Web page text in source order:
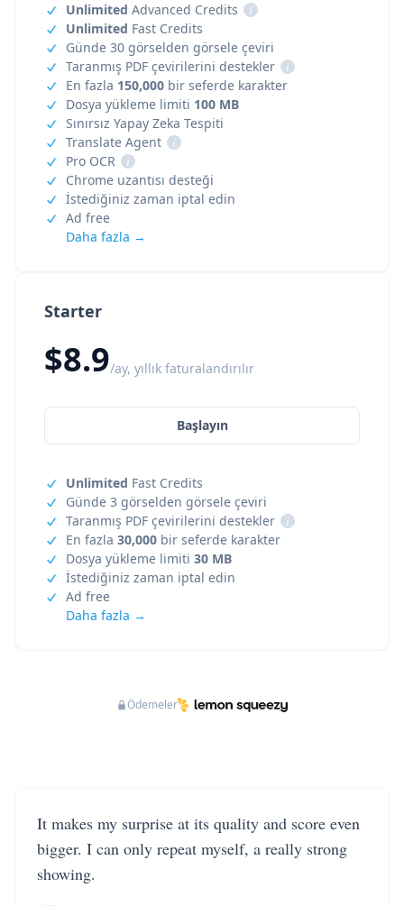
Starter
$8.9/ay, yıllık faturalandırılır
Başlayın
Unlimited Fast Credits
Günde 3 görselden görsele çeviri
Taranmış PDF çevirilerini destekler
i
En fazla 30,000 bir seferde karakter
Dosya yükleme limiti 30 MB
İstediğiniz zaman iptal edin
Ad free
Daha fazla →
Unlimited Advanced Credits
i
Unlimited Fast Credits
Günde 30 görselden görsele çeviri
Taranmış PDF çevirilerini destekler
i
En fazla 150,000 bir seferde karakter
Dosya yükleme limiti 100 MB
Sınırsız Yapay Zeka Tespiti
Translate Agent
i
Pro OCR
i
Chrome uzantısı desteği
İstediğiniz zaman iptal edin
Ad free
Daha fazla →
Ödemeler
It makes my surprise at its quality and score even
bigger. I can only repeat myself, a really strong
showing.